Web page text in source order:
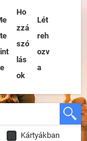
Ho
zzá
szó
lás
ok
Lét
reh
ozv
a
Kártyákban